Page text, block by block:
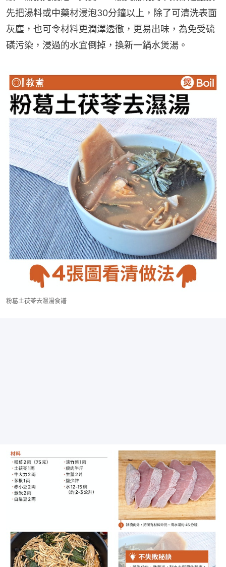
先把湯料或中藥材浸泡30分鐘以上，除了可清洗表面
灰塵，也可令材料更潤澤透徹，更易出味，為免受硫
磺污染，浸過的水宜倒掉，換新一鍋水煲湯。
粉葛土茯苓去濕湯食譜